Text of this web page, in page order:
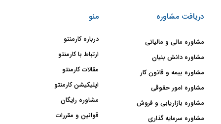
دریافت مشاوره
مشاوره مالی و مالیاتی
مشاوره دانش بنیان
مشاوره بیمه و قانون کار
مشاوره امور حقوقی
مشاوره بازاریابی و فروش
مشاوره سرمایه گذاری
منو
درباره کارمنتو
ارتباط با کارمنتو
مقالات کارمنتو
اپلیکیشن کارمنتو
مشاوره رایگان
قوانین و مقررات